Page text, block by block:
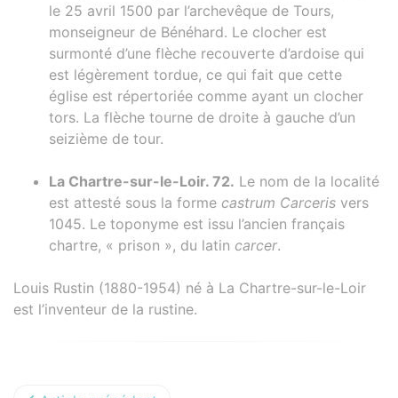
le 25 avril 1500 par l’archevêque de Tours,
monseigneur de Bénéhard. Le clocher est
surmonté d’une flèche recouverte d’ardoise qui
est légèrement tordue, ce qui fait que cette
église est répertoriée comme ayant un clocher
tors. La flèche tourne de droite à gauche d’un
seizième de tour.
La Chartre-sur-le-Loir. 72. Le nom de la localité
est attesté sous la forme castrum Carceris vers
1045. Le toponyme est issu l’ancien français
chartre, « prison », du latin carcer.
Louis Rustin (1880-1954) né à La Chartre-sur-le-Loir
est l’inventeur de la rustine.